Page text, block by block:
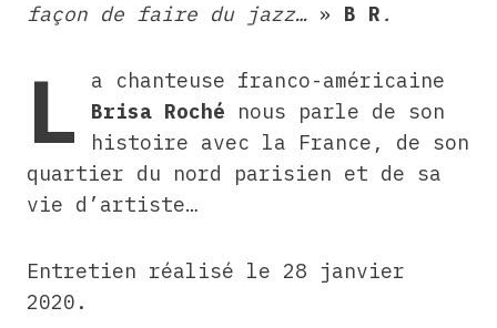
façon de faire du jazz… » B R .
L
a chanteuse franco-américaine
Brisa Roché nous parle de son
histoire avec la France, de son
quartier du nord parisien et de sa
vie d’artiste…
Entretien réalisé le 28 janvier
2020.